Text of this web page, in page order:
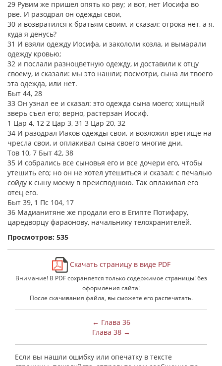
29 Рувим же пришел опять ко рву; и вот, нет Иосифа во
рве. И разодрал он одежды свои,
30 и возвратился к братьям своим, и сказал: отрока нет, а я,
куда я денусь?
31 И взяли одежду Иосифа, и закололи козла, и вымарали
одежду кровью;
32 и послали разноцветную одежду, и доставили к отцу
своему, и сказали: мы это нашли; посмотри, сына ли твоего
эта одежда, или нет.
Быт 44, 28
33 Он узнал ее и сказал: это одежда сына моего; хищный
зверь съел его; верно, растерзан Иосиф.
1 Цар 4, 12 2 Цар 3, 31 3 Цар 20, 32
34 И разодрал Иаков одежды свои, и возложил вретище на
чресла свои, и оплакивал сына своего многие дни.
Тов 10, 7 Быт 42, 38
35 И собрались все сыновья его и все дочери его, чтобы
утешить его; но он не хотел утешиться и сказал: с печалью
сойду к сыну моему в преисподнюю. Так оплакивал его
отец его.
Быт 39, 1 Пс 104, 17
36 Мадианитяне же продали его в Египте Потифару,
царедворцу фараонову, начальнику телохранителей.
Просмотров: 535
Скачать страницу в виде PDF
Внимание! В PDF сохраняется только содержимое страницы! без
оформления сайта!
После скачивания файла, вы сможете его распечатать.
← Глава 36
Глава 38 →
Если вы нашли ошибку или опечатку в тексте